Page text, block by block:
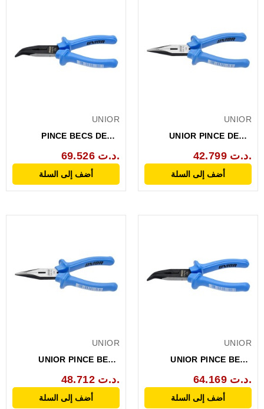
UNIOR
PINCE BECS DEMI-
STRIES...69.526 د.ت.
أضف إلى السلة
UNIOR
UNIOR PINCE DEMI-
LATERALE...42.799 د.ت.
أضف إلى السلة
UNIOR
UNIOR PINCE BECS
LATERALE...48.712 د.ت.
أضف إلى السلة
UNIOR
UNIOR PINCE BECS
45°...64.169 د.ت.
أضف إلى السلة